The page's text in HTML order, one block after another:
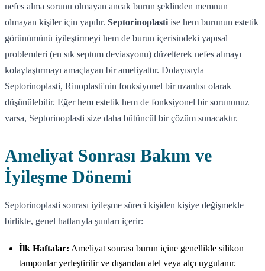
nefes alma sorunu olmayan ancak burun şeklinden memnun
olmayan kişiler için yapılır. Septorinoplasti ise hem burunun estetik
görünümünü iyileştirmeyi hem de burun içerisindeki yapısal
problemleri (en sık septum deviasyonu) düzelterek nefes almayı
kolaylaştırmayı amaçlayan bir ameliyattır. Dolayısıyla
Septorinoplasti, Rinoplasti'nin fonksiyonel bir uzantısı olarak
düşünülebilir. Eğer hem estetik hem de fonksiyonel bir sorununuz
varsa, Septorinoplasti size daha bütüncül bir çözüm sunacaktır.
Ameliyat Sonrası Bakım ve
İyileşme Dönemi
Septorinoplasti sonrası iyileşme süreci kişiden kişiye değişmekle
birlikte, genel hatlarıyla şunları içerir:
İlk Haftalar: Ameliyat sonrası burun içine genellikle silikon
tamponlar yerleştirilir ve dışarıdan atel veya alçı uygulanır.